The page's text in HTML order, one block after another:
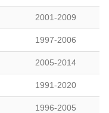
2001-2009
1997-2006
2005-2014
1991-2020
1996-2005